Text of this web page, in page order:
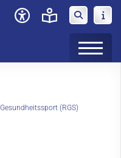
(RGS)